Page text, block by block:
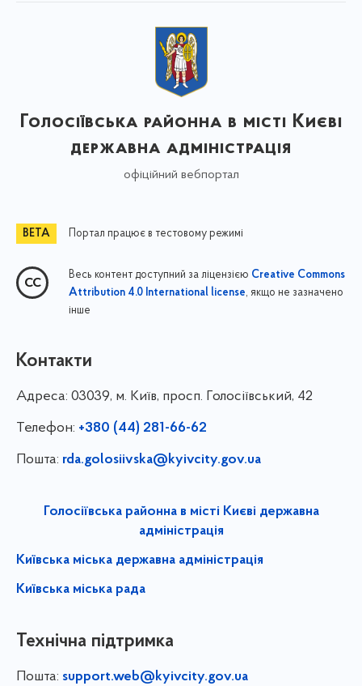
Голосіївська районна в місті Києві
державна адміністрація
офіційний вебпортал
Портал працює в тестовому режимі
Весь контент доступний за ліцензією Creative Commons
Attribution 4.0 International license, якщо не зазначено
інше
Контакти
Адреса: 03039, м. Київ, просп. Голосіївський, 42
Телефон: +380 (44) 281-66-62
Пошта: rda.golosiivska@kyivcity.gov.ua
Голосіївська районна в місті Києві державна
адміністрація
Київська міська державна адміністрація
Київська міська рада
Технічна підтримка
Пошта: support.web@kyivcity.gov.ua